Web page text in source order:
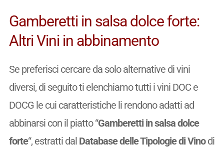
Gamberetti in salsa dolce forte:
Altri Vini in abbinamento
Se preferisci cercare da solo alternative di vini
diversi, di seguito ti elenchiamo tutti i vini DOC e
DOCG le cui caratteristiche li rendono adatti ad
abbinarsi con il piatto “Gamberetti in salsa dolce
forte“, estratti dal Database delle Tipologie di Vinodi